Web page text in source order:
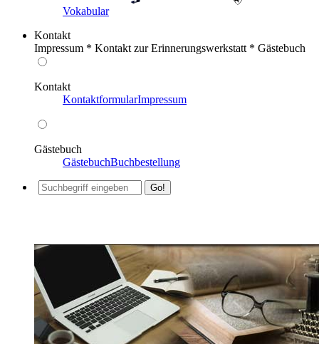
Vokabular
Kontakt
Impressum * Kontakt zur Erinnerungswerkstatt * Gästebuch
Kontakt
KontaktformularImpressum
Gästebuch
GästebuchBuchbestellung